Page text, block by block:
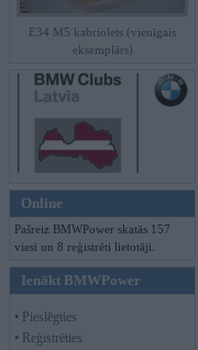
E34 M5 kabriolets (vienīgais
eksemplārs)
Online
Pašreiz BMWPower skatās 157
viesi un 8 reģistrēti lietotāji.
Ienākt BMWPower
• Pieslēgties
• Reģistrēties